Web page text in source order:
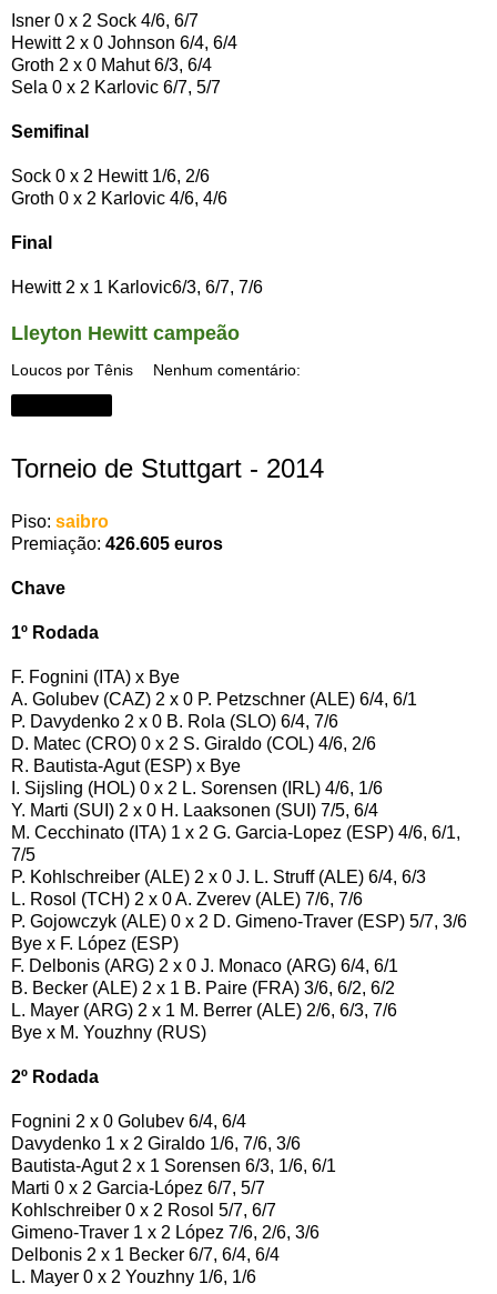
Isner 0 x 2 Sock 4/6, 6/7
Hewitt 2 x 0 Johnson 6/4, 6/4
Groth 2 x 0 Mahut 6/3, 6/4
Sela 0 x 2 Karlovic 6/7, 5/7
Semifinal
Sock 0 x 2 Hewitt 1/6, 2/6
Groth 0 x 2 Karlovic 4/6, 4/6
Final
Hewitt 2 x 1 Karlovic6/3, 6/7, 7/6
Lleyton Hewitt campeão
Loucos por Tênis Nenhum comentário:
Torneio de Stuttgart - 2014
Piso: saibro
Premiação: 426.605 euros
Chave
1º Rodada
F. Fognini (ITA) x Bye
A. Golubev (CAZ) 2 x 0 P. Petzschner (ALE) 6/4, 6/1
P. Davydenko 2 x 0 B. Rola (SLO) 6/4, 7/6
D. Matec (CRO) 0 x 2 S. Giraldo (COL) 4/6, 2/6
R. Bautista-Agut (ESP) x Bye
I. Sijsling (HOL) 0 x 2 L. Sorensen (IRL) 4/6, 1/6
Y. Marti (SUI) 2 x 0 H. Laaksonen (SUI) 7/5, 6/4
M. Cecchinato (ITA) 1 x 2 G. Garcia-Lopez (ESP) 4/6, 6/1,
7/5
P. Kohlschreiber (ALE) 2 x 0 J. L. Struff (ALE) 6/4, 6/3
L. Rosol (TCH) 2 x 0 A. Zverev (ALE) 7/6, 7/6
P. Gojowczyk (ALE) 0 x 2 D. Gimeno-Traver (ESP) 5/7, 3/6
Bye x F. López (ESP)
F. Delbonis (ARG) 2 x 0 J. Monaco (ARG) 6/4, 6/1
B. Becker (ALE) 2 x 1 B. Paire (FRA) 3/6, 6/2, 6/2
L. Mayer (ARG) 2 x 1 M. Berrer (ALE) 2/6, 6/3, 7/6
Bye x M. Youzhny (RUS)
2º Rodada
Fognini 2 x 0 Golubev 6/4, 6/4
Davydenko 1 x 2 Giraldo 1/6, 7/6, 3/6
Bautista-Agut 2 x 1 Sorensen 6/3, 1/6, 6/1
Marti 0 x 2 Garcia-López 6/7, 5/7
Kohlschreiber 0 x 2 Rosol 5/7, 6/7
Gimeno-Traver 1 x 2 López 7/6, 2/6, 3/6
Delbonis 2 x 1 Becker 6/7, 6/4, 6/4
L. Mayer 0 x 2 Youzhny 1/6, 1/6